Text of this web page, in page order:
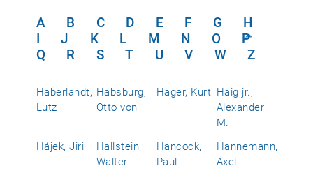
A B C D E F G
H
I
J K L M N O
P
Q
R S T U V W Z
Haberlandt,
Lutz
Habsburg,
Otto von
Hager, Kurt Haig jr.,
Alexander
M.
Hájek, Jiri
Hallstein,
Walter
Hancock,
Paul
Hannemann,
Axel